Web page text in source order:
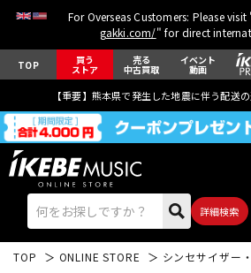
For Overseas Customers: Please visit
gakki.com/" for direct
TOP 買う
ストア
売る
中古買取
イベント
動画
【重要】熊本県で発生した地震に伴う配送
詳細検索
TOP ONLINE STORE シンセサイザー